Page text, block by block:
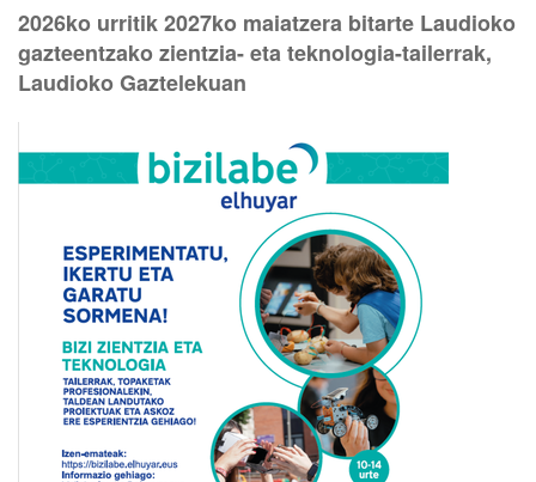
2026ko urritik 2027ko maiatzera bitarte Laudioko
gazteentzako zientzia- eta teknologia-tailerrak,
Laudioko Gaztelekuan